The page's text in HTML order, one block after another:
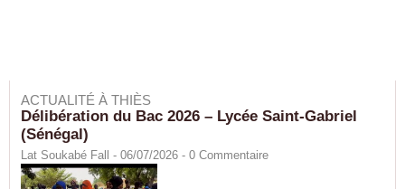
ACTUALITÉ À THIÈS
Délibération du Bac 2026 – Lycée Saint-Gabriel
(Sénégal)
Lat Soukabé Fall - 06/07/2026 - 0 Commentaire